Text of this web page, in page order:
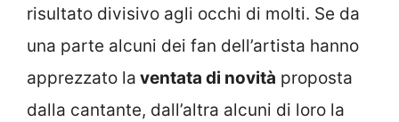
risultato divisivo agli occhi di molti. Se da
una parte alcuni dei fan dell’artista hanno
apprezzato la ventata di novità proposta
dalla cantante, dall’altra alcuni di loro la